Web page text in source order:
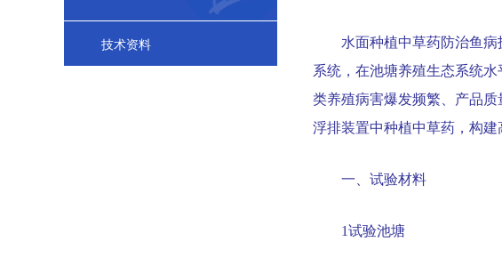
技术资料
水面种植中草药防治鱼
系统，在池塘养殖生态系统
类养殖病害爆发频繁、产品
浮排装置中种植中草药，构
一、试验材料
1试验池塘